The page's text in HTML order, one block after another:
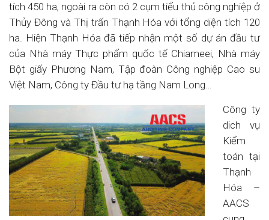
tích 450 ha, ngoài ra còn có 2 cụm tiểu thủ công nghiệp ở
Thủy Đông và Thị trấn Thạnh Hóa với tổng diện tích 120
ha. Hiện Thạnh Hóa đã tiếp nhận một số dự án đầu tư
của Nhà máy Thực phẩm quốc tế Chiameei, Nhà máy
Bột giấy Phương Nam, Tập đoàn Công nghiệp Cao su
Việt Nam, Công ty Đầu tư hạ tầng Nam Long…
Công ty
dich vụ
Kiểm
toán tại
Thạnh
Hóa –
AACS